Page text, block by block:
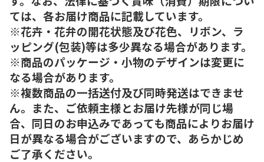
ては、各お届け商品に記載しています。
※花卉・花弁の開花状態及び花色、リボン、ラ
ッピング(包装)等は多少異なる場合があります。
※商品のパッケージ・小物のデザインは変更に
なる場合があります。
※複数商品の一括送付及び同時発送はできませ
ん。また、ご依頼主様とお届け先様が同じ場
合、同日のお申込みであっても商品によりお届け
日が異なる場合がございますので、あらかじめ
ご了承ください。